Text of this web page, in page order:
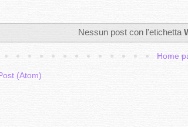
Nessun post con l'etichetta
Home
(Atom)